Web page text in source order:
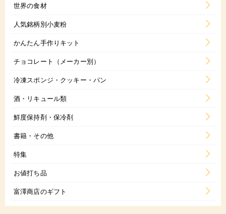
世界の食材
人気銘柄別小麦粉
かんたん手作りキット
チョコレート（メーカー別）
冷凍スポンジ・クッキー・パン
酒・リキュール類
鮮度保持剤・保冷剤
書籍・その他
特集
お値打ち品
富澤商店のギフト